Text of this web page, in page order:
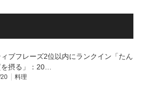
ブフレーズ2位以内にランクイン「たん
摂る」：20…
料理